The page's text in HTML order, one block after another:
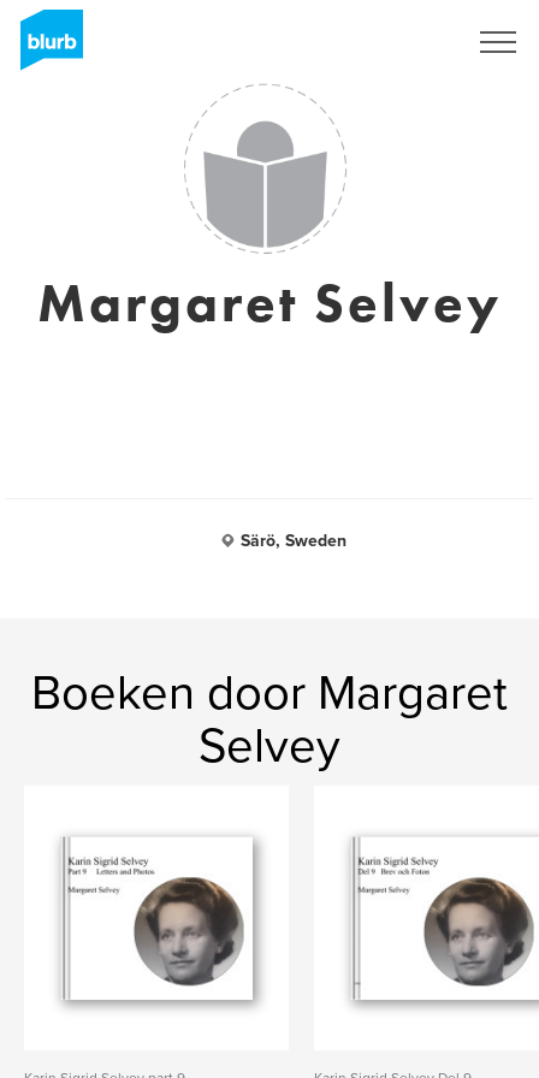
Margaret Selvey
Särö, Sweden
Boeken door Margaret
Selvey